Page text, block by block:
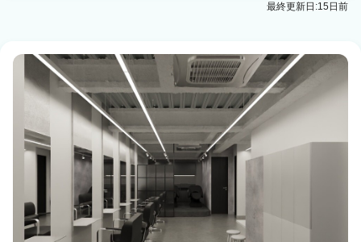
最終更新日:15日前